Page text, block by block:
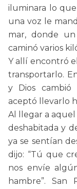
iluminara lo
una voz le
mar, donde
caminó varios
Y allí encontró
transportarlo.
y Dios
aceptó llevarlo
Al llegar a
deshabitada y
ya se sentían
dijo: “Tú que
nos envíe
hambre”.